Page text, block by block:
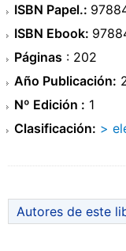
ISBN Papel.:
ISBN Ebook:
Páginas : 202
Año Publicación:
Nº Edición : 1
Clasificación: >
Autores de este